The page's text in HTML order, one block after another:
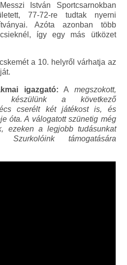
István Sportcsarnokban
77-72-re tudtak nyerni
Azóta azonban több
így egy más ütközet
a 10. helyről várhatja az
igazgató: A megszokott,
készülünk a következő
cserélt két játékost is, és
óta. A válogatott szünetig még
ezeken a legjobb tudásunkat
Szurkolóink támogatására